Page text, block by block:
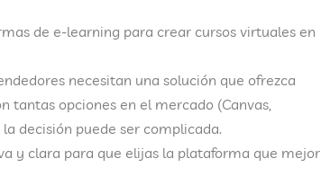
de e-learning para crear cursos virtuales en
necesitan una solución que ofrezca
tantas opciones en el mercado (Canvas,
decisión puede ser complicada.
y clara para que elijas la plataforma que mejor